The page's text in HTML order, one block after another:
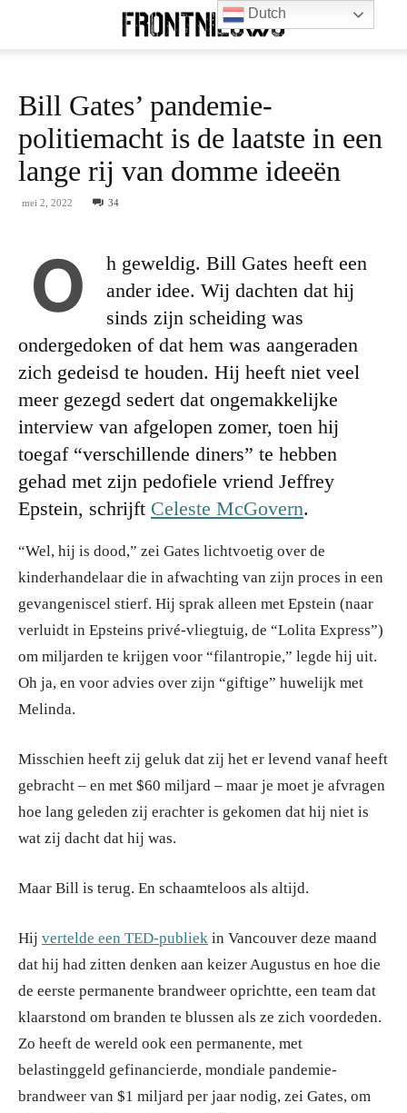
Bill Gates’ pandemie-
politiemacht is de laatste in een
lange rij van domme ideeën
mei 2, 2022 34
O
h geweldig. Bill Gates heeft een
ander idee. Wij dachten dat hij
sinds zijn scheiding was
ondergedoken of dat hem was aangeraden
zich gedeisd te houden. Hij heeft niet veel
meer gezegd sedert dat ongemakkelijke
interview van afgelopen zomer, toen hij
toegaf “verschillende diners” te hebben
gehad met zijn pedofiele vriend Jeffrey
Epstein, schrijft Celeste McGovern.
“Wel, hij is dood,” zei Gates lichtvoetig over de
kinderhandelaar die in afwachting van zijn proces in een
gevangeniscel stierf. Hij sprak alleen met Epstein (naar
verluidt in Epsteins privé-vliegtuig, de “Lolita Express”)
om miljarden te krijgen voor “filantropie,” legde hij uit.
Oh ja, en voor advies over zijn “giftige” huwelijk met
Melinda.
Misschien heeft zij geluk dat zij het er levend vanaf heeft
gebracht – en met $60 miljard – maar je moet je afvragen
hoe lang geleden zij erachter is gekomen dat hij niet is
wat zij dacht dat hij was.
Maar Bill is terug. En schaamteloos als altijd.
Hij vertelde een TED-publiek in Vancouver deze maand
dat hij had zitten denken aan keizer Augustus en hoe die
de eerste permanente brandweer oprichtte, een team dat
klaarstond om branden te blussen als ze zich voordeden.
Zo heeft de wereld ook een permanente, met
belastinggeld gefinancierde, mondiale pandemie-
brandweer van $1 miljard per jaar nodig, zei Gates, om
Dutch